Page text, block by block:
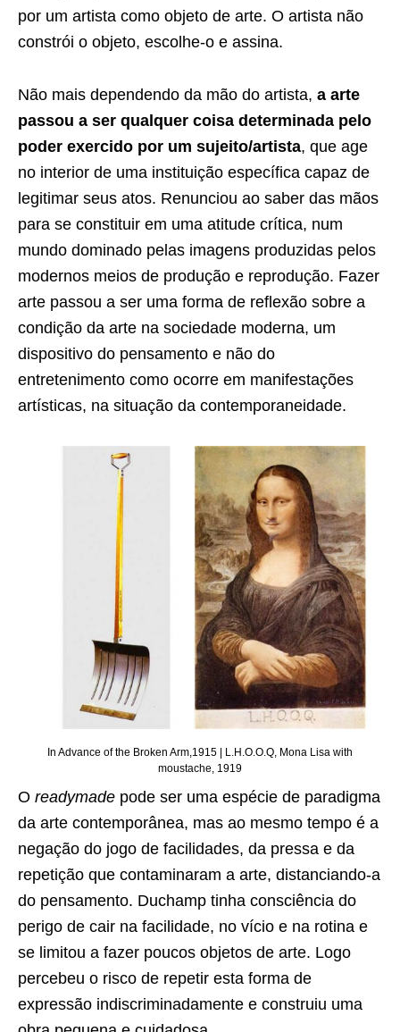
por um artista como objeto de arte. O artista não
constrói o objeto, escolhe-o e assina.
Não mais dependendo da mão do artista, a arte
passou a ser qualquer coisa determinada pelo
poder exercido por um sujeito/artista, que age
no interior de uma instituição específica capaz de
legitimar seus atos. Renunciou ao saber das mãos
para se constituir em uma atitude crítica, num
mundo dominado pelas imagens produzidas pelos
modernos meios de produção e reprodução. Fazer
arte passou a ser uma forma de reflexão sobre a
condição da arte na sociedade moderna, um
dispositivo do pensamento e não do
entretenimento como ocorre em manifestações
artísticas, na situação da contemporaneidade.
In Advance of the Broken Arm,1915 | L.H.O.O.Q, Mona Lisa with
moustache, 1919
O readymade pode ser uma espécie de paradigma
da arte contemporânea, mas ao mesmo tempo é a
negação do jogo de facilidades, da pressa e da
repetição que contaminaram a arte, distanciando-a
do pensamento. Duchamp tinha consciência do
perigo de cair na facilidade, no vício e na rotina e
se limitou a fazer poucos objetos de arte. Logo
percebeu o risco de repetir esta forma de
expressão indiscriminadamente e construiu uma